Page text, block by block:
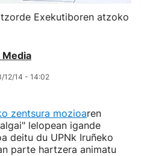
Exekutiboren atzoko
Media
12/14 - 14:02
zentsura mozioaren
lelopean igande
deitu du UPNk Iruñeko
parte hartzera animatu